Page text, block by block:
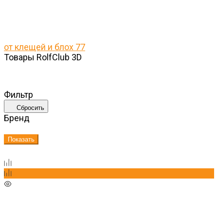
от клещей и блох 77
Товары RolfClub 3D
Фильтр
Сбросить
Бренд
Показать